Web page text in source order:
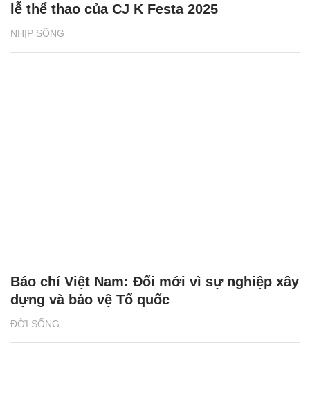
NHỊP SỐNG
lễ thể thao của CJ K Festa 2025
ĐỜI SỐNG
Báo chí Việt Nam: Đổi mới vì sự nghiệp xây
dựng và bảo vệ Tổ quốc